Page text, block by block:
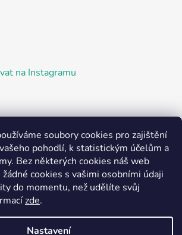
soubory cookies pro zajištění
pohodlí, k statistickým účelům a
Bez některých cookies náš web
cookies s vašimi osobními údaji
do momentu, než udělíte svůj
zde.
Nastavení
na Instagramu
prodejna Barefoot Plzeň